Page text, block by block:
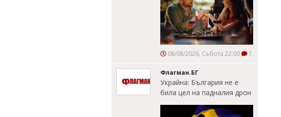
08/08/2026, Събота 22:00 1
Флагман.БГ
Украйна: България не е
била цел на падналия дрон